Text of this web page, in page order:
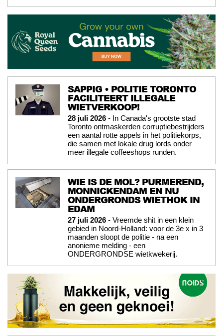
SAPPIG • POLITIE TORONTO
FACILITEERT ILLEGALE
WIETVERKOOP!
28 juli 2026 - In Canada's grootste stad
Toronto ontmaskerden corruptiebestrijders
een aantal rotte appels in het politiekorps,
die samen met lokale drug lords onder
meer illegale coffeeshops runden.
WIE IS DE MOL? PURMEREND,
MONNICKENDAM EN NU
ONDERGRONDS WIETHOK IN
EDAM
27 juli 2026 - Vreemde shit in een klein
gebied in Noord-Holland: voor de 3e x in 3
maanden sloopt de politie - na een
anonieme melding - een
ONDERGRONDSE wietkwekerij.